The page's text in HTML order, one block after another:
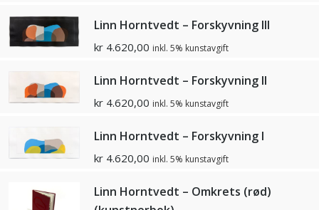
Linn Horntvedt – Forskyvning III
kr 4.620,00 inkl. 5% kunstavgift
Linn Horntvedt – Forskyvning II
kr 4.620,00 inkl. 5% kunstavgift
Linn Horntvedt – Forskyvning I
kr 4.620,00 inkl. 5% kunstavgift
Linn Horntvedt – Omkrets (rød)